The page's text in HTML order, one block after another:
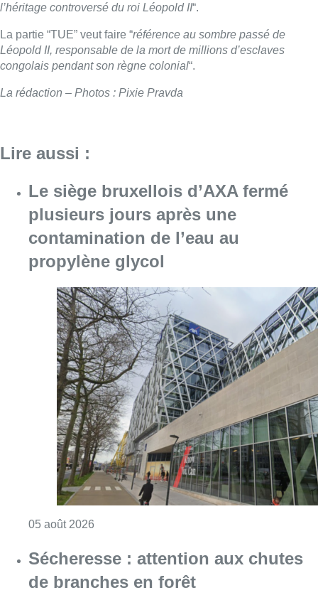
l’héritage controversé du roi Léopold II“.
La partie “TUE” veut faire “référence au sombre passé de
Léopold II, responsable de la mort de millions d’esclaves
congolais pendant son règne colonial“.
La rédaction – Photos : Pixie Pravda
Lire aussi :
Le siège bruxellois d’AXA fermé
plusieurs jours après une
contamination de l’eau au
propylène glycol
05 août 2026
Sécheresse : attention aux chutes
de branches en forêt